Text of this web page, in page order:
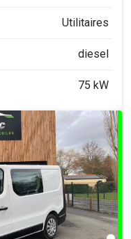
Utilitaires
diesel
75 kW